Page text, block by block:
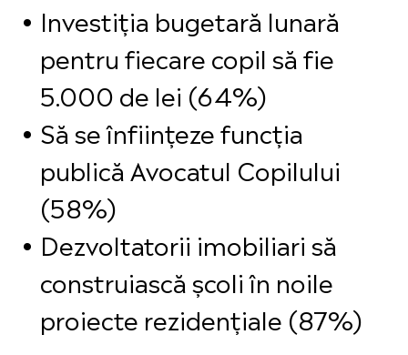
Investiția bugetară lunară
pentru fiecare copil să fie
5.000 de lei (64%)
Să se înființeze funcția
publică Avocatul Copilului
(58%)
Dezvoltatorii imobiliari să
construiască școli în noile
proiecte rezidențiale (87%)